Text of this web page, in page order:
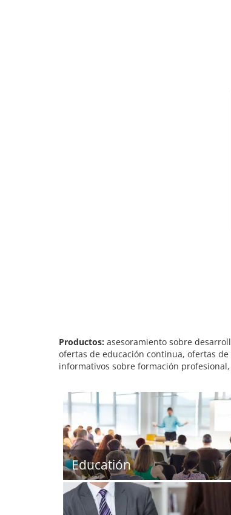
Productos: asesoramiento sobre
ofertas de educación continua, ofertas
informativos sobre formación
Educatión